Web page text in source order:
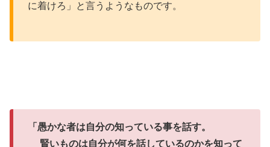
に着けろ」と言うようなものです。
「愚かな者は自分の知っている事を話す。
賢いものは自分が何を話しているのかを知って